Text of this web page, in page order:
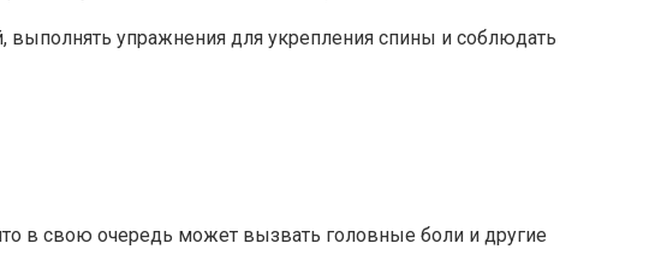
упражнения для укрепления спины и соблюдать
в свою очередь может вызвать головные боли и другие